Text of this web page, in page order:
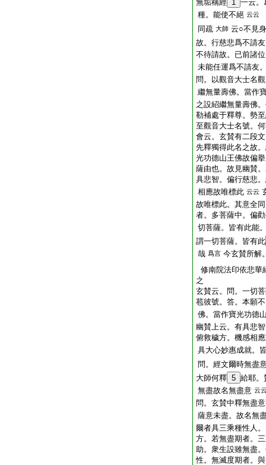
無垢稱經 1 一云。
種。能使不絕 云云
同疏 大師 云○不見
故。行慈悲爲不請
不待請故。已前諸
未能任運爲不請友
問。以觀音大士名
繼無量壽佛。當作
之設紹繼無量壽佛
勒補處于釋尊。勢
至觀音大士名號。
會云。玄賛有二段
先釋獨得此名之故
光功德山王佛故偏
薩由也。故見幽賛
具悲智。偏行慈悲
相應故唯標此 云云
故唯標此。其意全
者。多菩薩中。偏
切菩薩。皆有此能
謂一切菩薩。皆有此
哉 爲言 今玄賛所解
修南院法印依悲華
之
玄賛云。問。一切
苞彼號。答。本願
佛。當作寶光功德
幽賛上云。有具悲
俯救穢方。機感相
具大心妙惠成就。
問。經文爾時無盡
大師何釋 5 給耶。
無盡故名無盡意 云
問。玄賛中釋無盡
薩意未盡。故名無
爾者具三乘種性人
方。若無盡期者。
助。衆生設雖無盡
性。無滅度期者。